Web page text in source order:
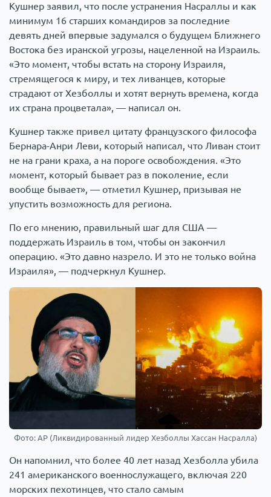
Кушнер заявил, что после устранения Насраллы и как
минимум 16 старших командиров за последние
девять дней впервые задумался о будущем Ближнего
Востока без иранской угрозы, нацеленной на Израиль.
«Это момент, чтобы встать на сторону Израиля,
стремящегося к миру, и тех ливанцев, которые
страдают от Хезболлы и хотят вернуть времена, когда
их страна процветала», — написал он.
Кушнер также привел цитату французского философа
Бернара-Анри Леви, который написал, что Ливан стоит
не на грани краха, а на пороге освобождения. «Это
момент, который бывает раз в поколение, если
вообще бывает», — отметил Кушнер, призывая не
упустить возможность для региона.
По его мнению, правильный шаг для США —
поддержать Израиль в том, чтобы он закончил
операцию. «Это давно назрело. И это не только война
Израиля», — подчеркнул Кушнер.
Фото: AP (Ликвидированный лидер Хезболлы Хассан Насралла)
Он напомнил, что более 40 лет назад Хезболла убила
241 американского военнослужащего, включая 220
морских пехотинцев, что стало самым